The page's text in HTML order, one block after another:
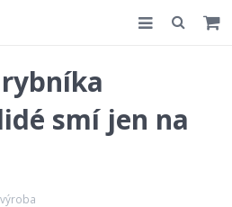
smí jen na